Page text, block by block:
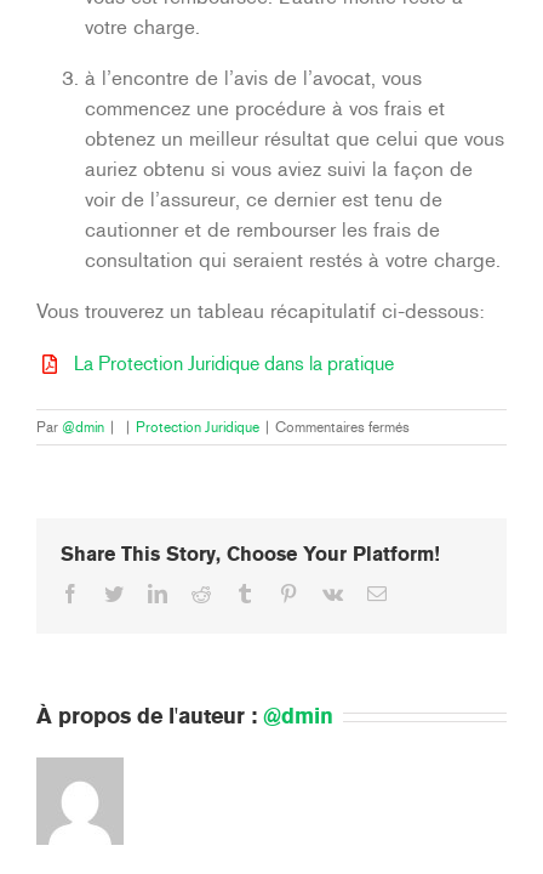
votre charge.
à l’encontre de l’avis de l’avocat, vous
commencez une procédure à vos frais et
obtenez un meilleur résultat que celui que vous
auriez obtenu si vous aviez suivi la façon de
voir de l’assureur, ce dernier est tenu de
cautionner et de rembourser les frais de
consultation qui seraient restés à votre charge.
Vous trouverez un tableau récapitulatif ci-dessous:
La Protection Juridique dans la pratique
Par @dmin | | Protection Juridique | Commentaires fermés
Qu’est-
d’objectivité?
Share This Story, Choose Your Platform!
Facebook
TwitterLinkedInReddit Tumblr Pinterest
Vk Email
À propos de l'auteur : @dmin